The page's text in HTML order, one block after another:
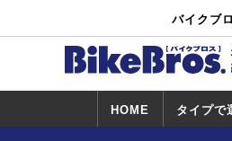
バイクブ
HOME タイプで